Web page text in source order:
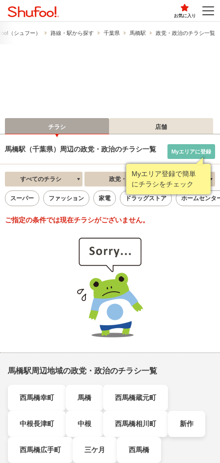
お気に入り
（シュフー） 路線・駅から探す 千葉県 馬橋駅 政党・政治のチラシ一覧
チラシ 店舗
馬橋駅（千葉県）周辺の政党・政治のチラシ一覧
Myエリア登録で簡単
にチラシをチェック
Myエリアに登録
すべてのチラシ 政党・政治 新着順
スーパー ファッション 家電 ドラッグストア ホームセンタ
ご指定の条件では現在チラシがございません。
馬橋駅周辺地域の政党・政治のチラシ一覧
西馬橋幸町 馬橋 西馬橋蔵元町
中根長津町 中根 西馬橋相川町 新作
西馬橋広手町 三ケ月 西馬橋